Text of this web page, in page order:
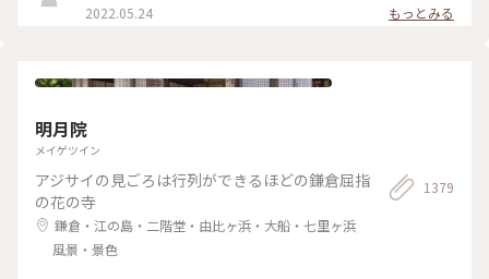
2022.05.24
もっとみる
明月院
メイゲツイン
アジサイの見ごろは行列ができるほどの鎌倉屈指
の花の寺
鎌倉・江の島・二階堂・由比ヶ浜・大船・七里ヶ浜
風景・景色
1379